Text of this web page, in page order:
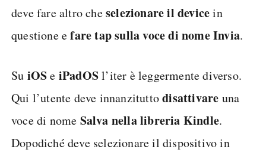
deve fare altro cheselezionare il devicein
questione efare tap sulla voce di nome Invia.
Su iOSe iPadOSl’iter è leggermente diverso.
Qui l’utente deve innanzituttodisattivare una
voce di nome Salva nella libreria Kindle.
Dopodiché deve selezionare il dispositivo in